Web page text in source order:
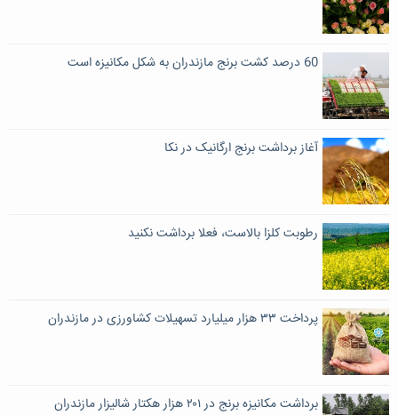
60 درصد کشت برنج مازندران به شکل مکانیزه است
آغاز برداشت برنج ارگانیک در نکا
رطوبت کلزا بالاست، فعلا برداشت نکنید
پرداخت ۳۳ هزار میلیارد تسهیلات کشاورزی در مازندران
برداشت مکانیزه برنج در ۲۰۱ هزار هکتار شالیزار مازندران